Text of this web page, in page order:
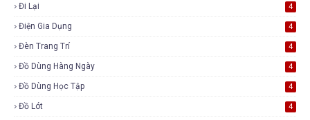
Đi Lại 4
Điện Gia Dụng 4
Đèn Trang Trí 4
Đồ Dùng Hàng Ngày 4
Đồ Dùng Học Tập 4
Đồ Lót 4